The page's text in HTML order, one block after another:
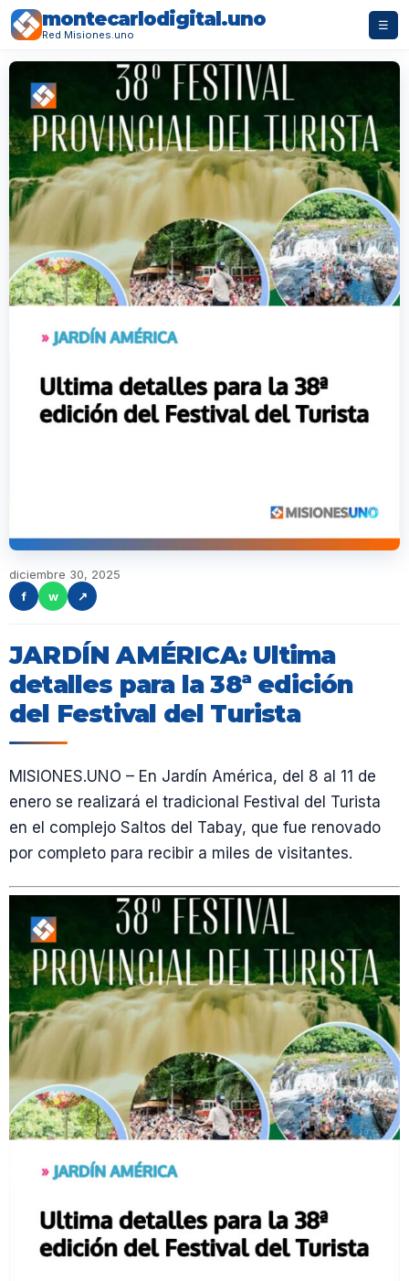
montecarlodigital.uno
Red Misiones.uno
☰
diciembre 30, 2025
f
w ↗
JARDÍN AMÉRICA: Ultima
detalles para la 38ª edición
del Festival del Turista
MISIONES.UNO – En Jardín América, del 8 al 11 de
enero se realizará el tradicional Festival del Turista
en el complejo Saltos del Tabay, que fue renovado
por completo para recibir a miles de visitantes.